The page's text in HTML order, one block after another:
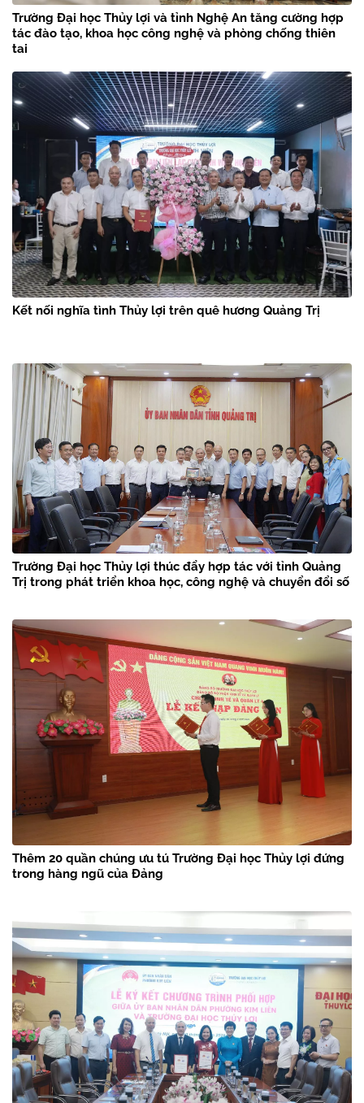
Trường Đại học Thủy lợi và tỉnh Nghệ An tăng cường hợp
tác đào tạo, khoa học công nghệ và phòng chống thiên
tai
Kết nối nghĩa tình Thủy lợi trên quê hương Quảng Trị
Trường Đại học Thủy lợi thúc đẩy hợp tác với tỉnh Quảng
Trị trong phát triển khoa học, công nghệ và chuyển đổi số
Thêm 20 quần chúng ưu tú Trường Đại học Thủy lợi đứng
trong hàng ngũ của Đảng